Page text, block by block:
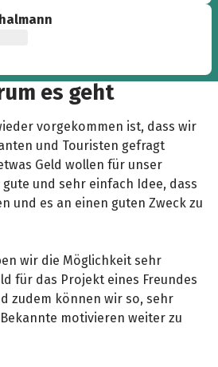
es geht
vorgekommen ist, dass wir
und Touristen gefragt
Geld wollen für unser
und sehr einfach Idee, dass
und es an einen guten Zweck zu
wir die Möglichkeit sehr
für das Projekt eines Freundes
zudem können wir so, sehr
motivieren weiter zu